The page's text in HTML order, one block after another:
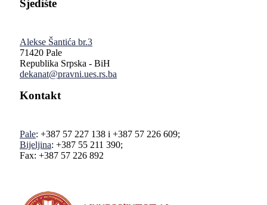
Sjedište
Alekse Šantića br.3
71420 Pale
Republika Srpska - BiH
dekanat@pravni.ues.rs.ba
Kontakt
Pale: +387 57 227 138 i +387 57 226 609;
Bijeljina: +387 55 211 390;
Fax: +387 57 226 892